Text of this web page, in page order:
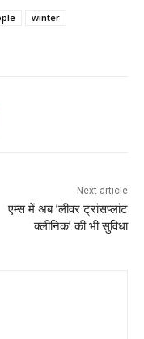
winter
Next article
एम्स में अब ’लीवर ट्रांसप्लांट
क्लीनिक’ की भी सुविधा